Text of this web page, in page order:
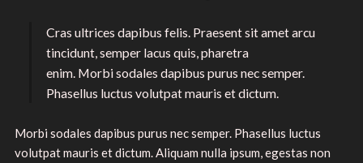
Cras ultrices dapibus felis. Praesent sit amet arcu
tincidunt, semper lacus quis, pharetra
enim. Morbi sodales dapibus purus nec semper.
Phasellus luctus volutpat mauris et dictum.
Morbi sodales dapibus purus nec semper. Phasellus luctus
volutpat mauris et dictum. Aliquam nulla ipsum, egestas non